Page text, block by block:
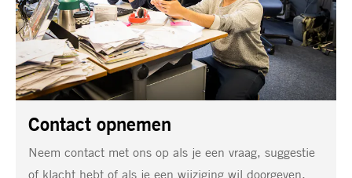
Contact opnemen
Neem contact met ons op als je een vraag, suggestie
of klacht hebt of als je een wijziging wil doorgeven.